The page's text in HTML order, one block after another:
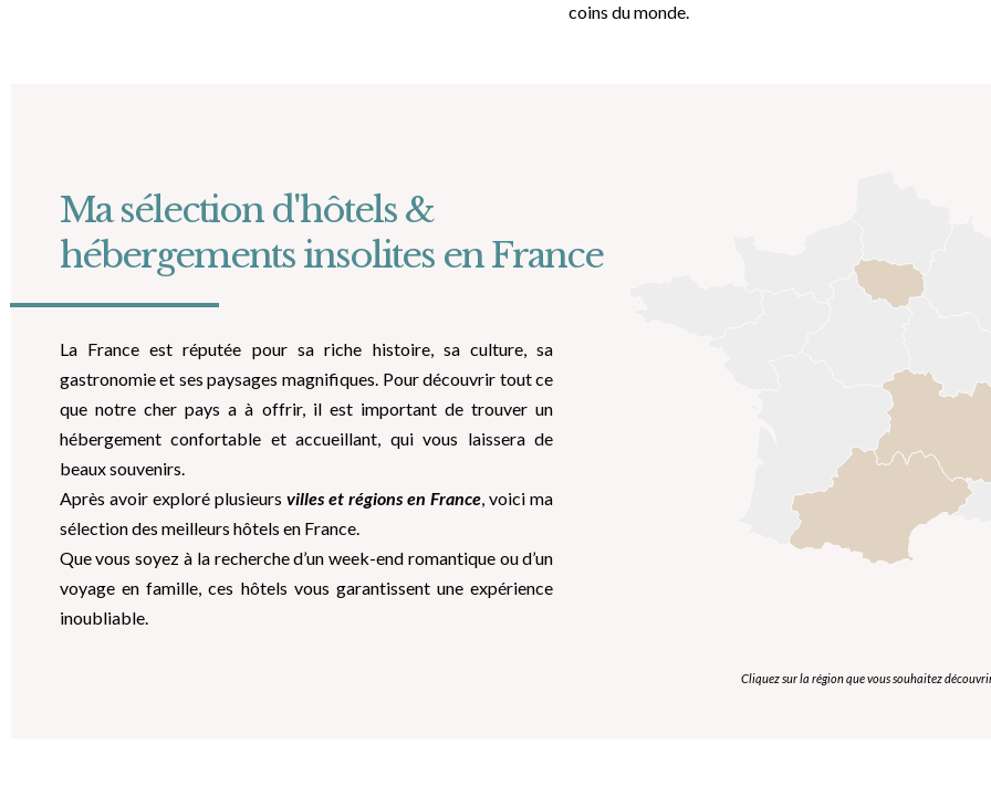
coins du monde.
Ma sélection d'hôtels &
hébergements insolites en France
La France est réputée pour sa riche histoire, sa culture, sa
gastronomie et ses paysages magnifiques. Pour découvrir tout ce
que notre cher pays a à offrir, il est important de trouver un
hébergement confortable et accueillant, qui vous laissera de
beaux souvenirs.
Après avoir exploré plusieurs villes et régions en France , voici ma
sélection des meilleurs hôtels en France.
Que vous soyez à la recherche d’un week-end romantique ou d’un
voyage en famille, ces hôtels vous garantissent une expérience
inoubliable.
Cliquez sur la région que vous souhaitez